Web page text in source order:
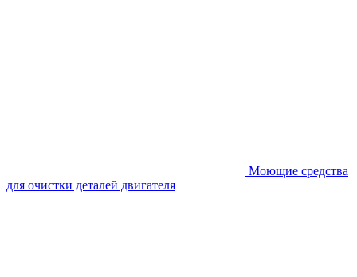
Моющие средства
для очистки деталей двигателя